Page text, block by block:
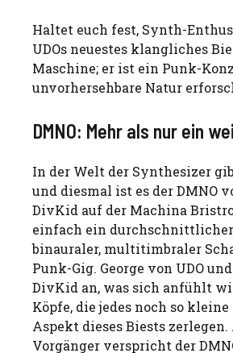
Haltet euch fest, Synth-
UDOs neuestes klangliches
Maschine; er ist ein Punk-
unvorhersehbare Natur
DMNO: Mehr als nur ein
In der Welt der Synthesizer
und diesmal ist es der DMNO
DivKid auf der Machina
einfach ein
binauraler, multitimbraler
Punk-Gig. George von UDO
DivKid an, was sich anfühlt
Köpfe, die jedes noch so
Aspekt dieses Biests
Vorgänger verspricht der